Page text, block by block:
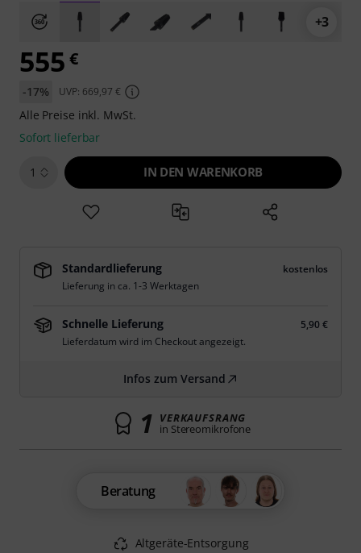
+3
555 €
-17% UVP: 669,97 €
Alle Preise inkl. MwSt.
Sofort lieferbar
1 IN DEN WARENKORB
Standardlieferung
kostenlos
Lieferung in ca. 1-3 Werktagen
Schnelle Lieferung
5,90 €
Lieferdatum wird im Checkout angezeigt.
Infos zum Versand
1 VERKAUFSRANG
in Stereomikrofone
Beratung
Altgeräte-Entsorgung